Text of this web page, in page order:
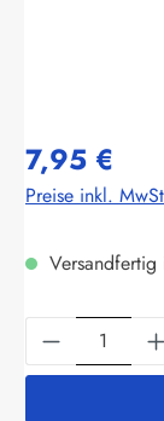
7,95 €
Preise inkl.
Versandfertig
Produkt